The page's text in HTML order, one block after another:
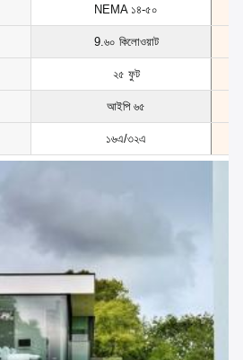
NEMA ১৪-৫০
9.৬০ কিলোওয়াট
২৫ ফুট
আইপি ৬৫
১৬এ/৩২এ